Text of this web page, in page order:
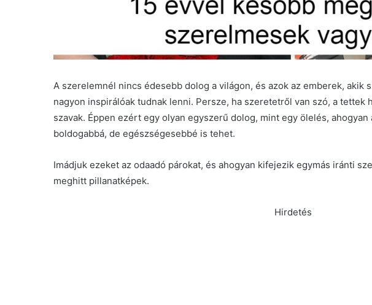
A szerelemnél nincs édesebb dolog a világon, és azok az emberek, akik
nagyon inspirálóak tudnak lenni. Persze, ha szeretetről van szó, a tettek
szavak. Éppen ezért egy olyan egyszerű dolog, mint egy ölelés,
boldogabbá, de egészségesebbé is tehet.
Imádjuk ezeket az odaadó párokat, és ahogyan kifejezik egymás iránti
meghitt pillanatképek.
Hirdetés